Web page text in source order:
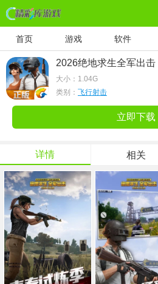
首页 游戏 软件
2026绝地求生全军出击
大小： 1.04G
类别： 飞行射击
立即下载
详情 相关